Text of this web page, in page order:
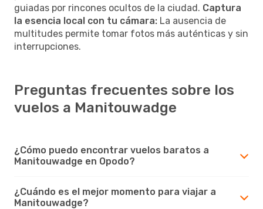
guiadas por rincones ocultos de la ciudad. Captura
la esencia local con tu cámara: La ausencia de
multitudes permite tomar fotos más auténticas y sin
interrupciones.
Preguntas frecuentes sobre los
vuelos a Manitouwadge
¿Cómo puedo encontrar vuelos baratos a
Manitouwadge en Opodo?
¿Cuándo es el mejor momento para viajar a
Manitouwadge?